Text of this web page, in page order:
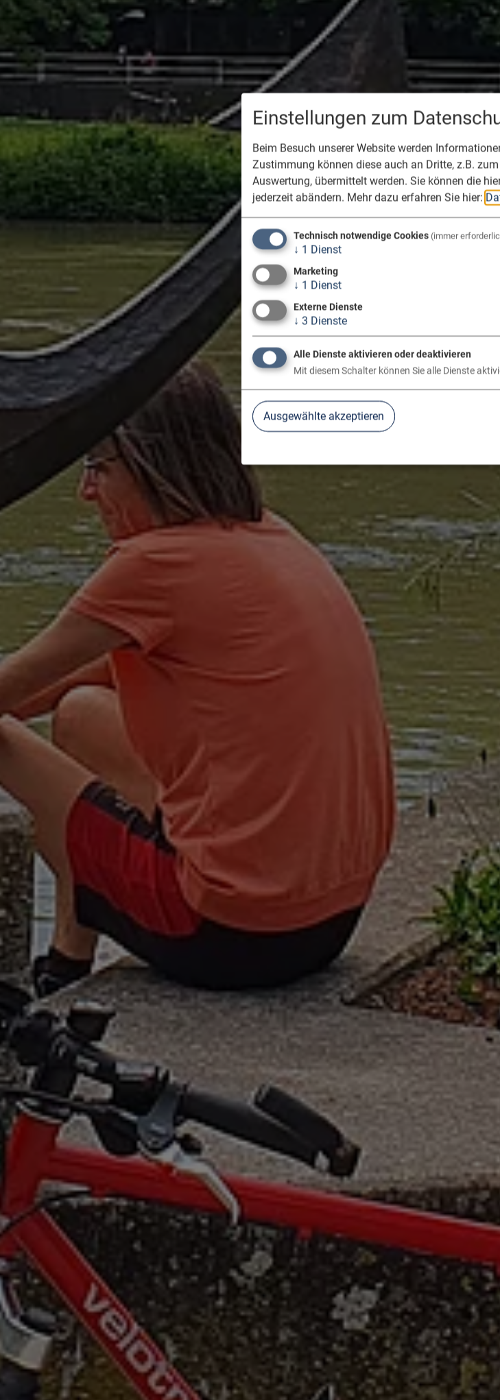
Einstellungen zum
Beim Besuch unserer Website werden
Zustimmung können diese auch an Dritte, z.B.
Auswertung, übermittelt werden. Sie können die
jederzeit abändern. Mehr dazu erfahren Sie hier:
Technisch notwendige Cookies (immer
↓ 1 Dienst
Marketing
↓ 1 Dienst
Externe Dienste
↓ 3 Dienste
Alle Dienste aktivieren oder deaktivieren
Mit diesem Schalter können Sie alle Dienste
Ausgewählte akzeptieren